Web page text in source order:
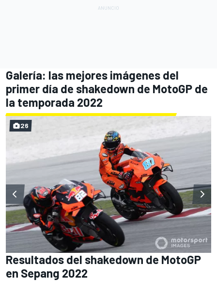
Galería: las mejores imágenes del
primer día de shakedown de MotoGP de
la temporada 2022
26
Resultados del shakedown de MotoGP
en Sepang 2022